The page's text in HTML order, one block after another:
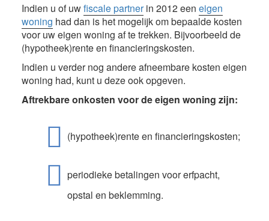
Indien u of uwfiscale partnerin 2012 een eigen
woning had dan is het mogelijk om bepaalde kosten
voor uw eigen woning af te trekken. Bijvoorbeeld de
(hypotheek)rente en financieringskosten.
Indien u verder nog andere afneembare kosten eigen
woning had, kunt u deze ook opgeven.
Aftrekbare onkosten voor de eigen woning zijn:
(hypotheek)rente en financieringskosten;
periodieke betalingen voor erfpacht,
opstal en beklemming.